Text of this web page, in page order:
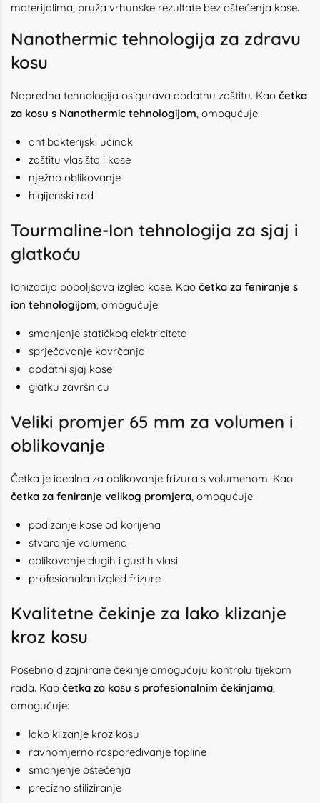
materijalima, pruža vrhunske rezultate bez oštećenja kose.
Nanothermic tehnologija za zdravu
kosu
Napredna tehnologija osigurava dodatnu zaštitu. Kao četka
za kosu s Nanothermic tehnologijom, omogućuje:
antibakterijski učinak
zaštitu vlasišta i kose
nježno oblikovanje
higijenski rad
Tourmaline-Ion tehnologija za sjaj i
glatkoću
Ionizacija poboljšava izgled kose. Kao četka za feniranje s
ion tehnologijom, omogućuje:
smanjenje statičkog elektriciteta
sprječavanje kovrčanja
dodatni sjaj kose
glatku završnicu
Veliki promjer 65 mm za volumen i
oblikovanje
Četka je idealna za oblikovanje frizura s volumenom. Kao
četka za feniranje velikog promjera, omogućuje:
podizanje kose od korijena
stvaranje volumena
oblikovanje dugih i gustih vlasi
profesionalan izgled frizure
Kvalitetne čekinje za lako klizanje
kroz kosu
Posebno dizajnirane čekinje omogućuju kontrolu tijekom
rada. Kao četka za kosu s profesionalnim čekinjama,
omogućuje:
lako klizanje kroz kosu
ravnomjerno raspoređivanje topline
smanjenje oštećenja
precizno stiliziranje